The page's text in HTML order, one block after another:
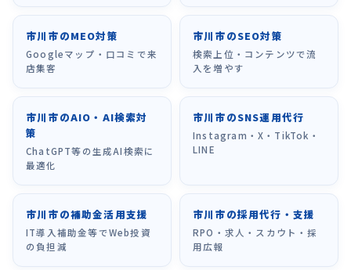
市川市のMEO対策
Googleマップ・口コミで来
店集客
市川市のSEO対策
検索上位・コンテンツで流
入を増やす
市川市のAIO・AI検索対
策
ChatGPT等の生成AI検索に
最適化
市川市のSNS運用代行
Instagram・X・TikTok・
LINE
市川市の補助金活用支援
IT導入補助金等でWeb投資
の負担減
市川市の採用代行・支援
RPO・求人・スカウト・採
用広報